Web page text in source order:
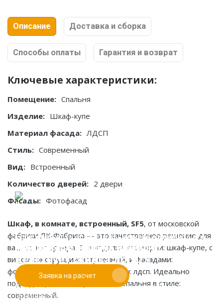
Описание Доставка и сборка
Способы оплаты Гарантия и возврат
Ключевые характеристики:
Помещение: Спальня
Изделие: Шкаф-купе
Материал фасада: ЛДСП
Стиль: Современный
Вид: Встроенный
Количество дверей: 2 двери
Фасады: Фотофасад
Шкаф, в комнате, встроенный, SF5, от московской
фабрики ЛК-Фабрика — это качественное решение для
вашего интерьера. Это изделие категории: шкаф-купе, с
видом конструкции: встроенный, и фасадами:
фотофасад. Основные материалы: лдсп. Идеально
подходит для помещения типа спальня в стиле:
современный.
Если у вас есть эскиз то вы можете отправить его
нам для предварительной оценки
Заявка на расчет
При заказе от двух изделий
действует скидка до 10%
Работаем только по индивидуальным проектам.
Адаптируем лучшие идеи дизайнеров под Ваши
потребности.